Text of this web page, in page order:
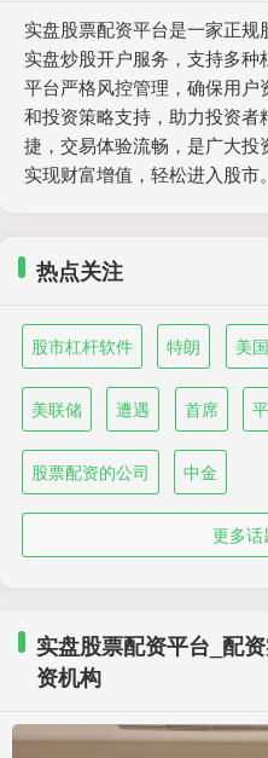
实盘股票配资平台是一家正
实盘炒股开户服务，支持多种
平台严格风控管理，确保用
和投资策略支持，助力投资
捷，交易体验流畅，是广大
实现财富增值，轻松进入股市。
热点关注
股市杠杆软件 特朗 美国
美联储 遭遇 首席
股票配资的公司 中金
更多话
实盘股票配资平台_配
资机构